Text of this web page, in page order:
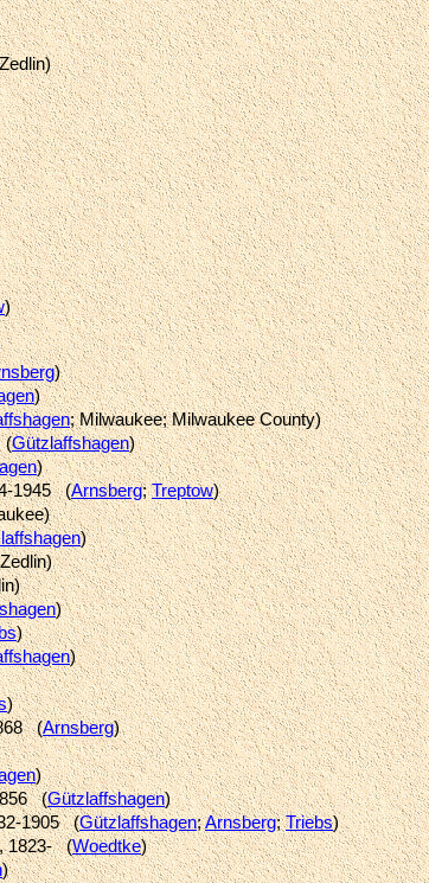
)
)
)
; Milwaukee; Milwaukee County)
(Gützlaffshagen)
)
1945 (Arnsberg;Treptow)
)
)
)
)
)
(Arnsberg)
)
(Gützlaffshagen)
1905 (Gützlaffshagen;Arnsberg;Triebs)
, 1823- (Woedtke)
)